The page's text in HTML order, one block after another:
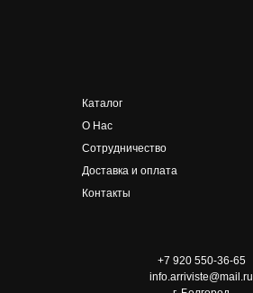
+7 920 550-36-65
info.arriviste@mail.ru
Каталог
О Нас
Сотрудничество
Доставка и оплата
Контакты